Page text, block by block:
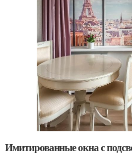
Имитированные окна с